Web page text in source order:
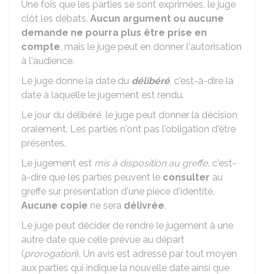
Une fois que les parties se sont exprimées, le juge
clôt les débats. Aucun argument ou aucune
demande ne pourra plus être prise en
compte, mais le juge peut en donner l'autorisation
à l'audience.
Le juge donne la date du délibéré, c'est-à-dire la
date à laquelle le jugement est rendu.
Le jour du délibéré, le juge peut donner la décision
oralement. Les parties n'ont pas l'obligation d'être
présentes.
Le jugement est mis à disposition au greffe, c'est-
à-dire que les parties peuvent le consulter au
greffe sur présentation d'une pièce d'identité.
Aucune copie ne sera délivrée.
Le juge peut décider de rendre le jugement à une
autre date que celle prévue au départ
(prorogation). Un avis est adressé par tout moyen
aux parties qui indique la nouvelle date ainsi que